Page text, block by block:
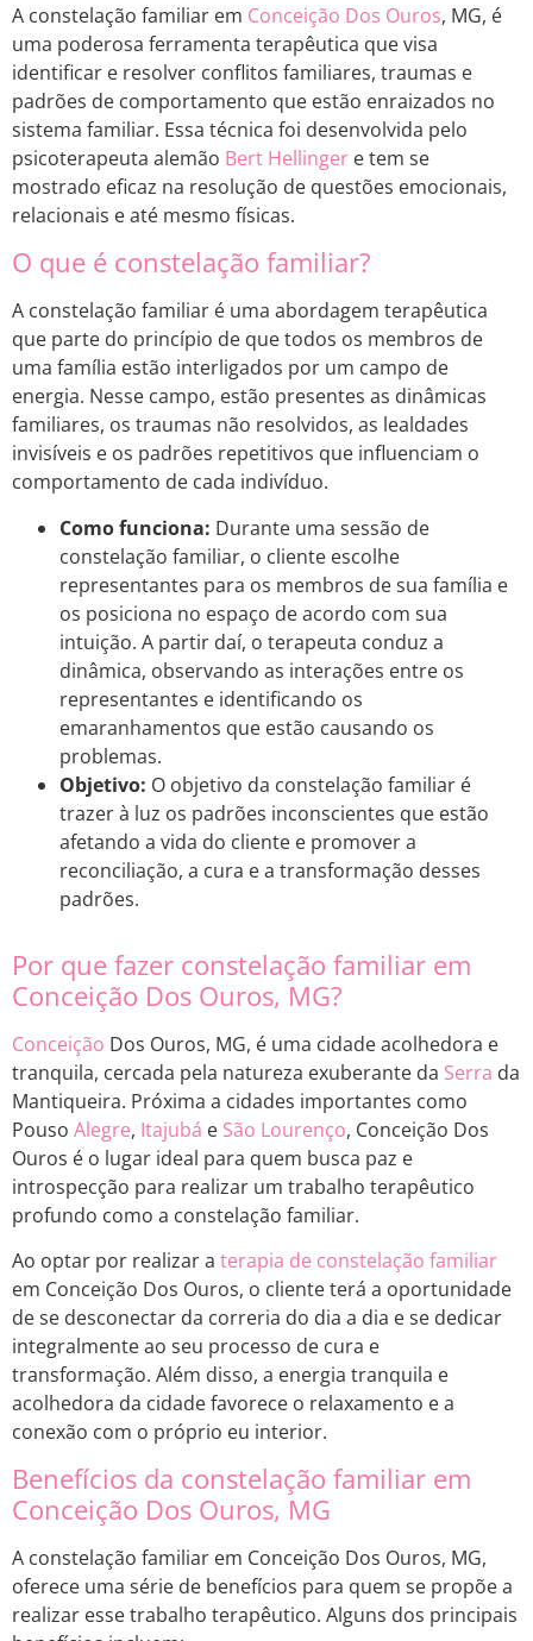
A constelação familiar em Conceição Dos Ouros, MG, é
uma poderosa ferramenta terapêutica que visa
identificar e resolver conflitos familiares, traumas e
padrões de comportamento que estão enraizados no
sistema familiar. Essa técnica foi desenvolvida pelo
psicoterapeuta alemão Bert Hellinger e tem se
mostrado eficaz na resolução de questões emocionais,
relacionais e até mesmo físicas.
O que é constelação familiar?
A constelação familiar é uma abordagem terapêutica
que parte do princípio de que todos os membros de
uma família estão interligados por um campo de
energia. Nesse campo, estão presentes as dinâmicas
familiares, os traumas não resolvidos, as lealdades
invisíveis e os padrões repetitivos que influenciam o
comportamento de cada indivíduo.
Como funciona: Durante uma sessão de
constelação familiar, o cliente escolhe
representantes para os membros de sua família e
os posiciona no espaço de acordo com sua
intuição. A partir daí, o terapeuta conduz a
dinâmica, observando as interações entre os
representantes e identificando os
emaranhamentos que estão causando os
problemas.
Objetivo: O objetivo da constelação familiar é
trazer à luz os padrões inconscientes que estão
afetando a vida do cliente e promover a
reconciliação, a cura e a transformação desses
padrões.
Por que fazer constelação familiar em
Conceição Dos Ouros, MG?
Conceição Dos Ouros, MG, é uma cidade acolhedora e
tranquila, cercada pela natureza exuberante da Serra da
Mantiqueira. Próxima a cidades importantes como
Pouso Alegre, Itajubá e São Lourenço, Conceição Dos
Ouros é o lugar ideal para quem busca paz e
introspecção para realizar um trabalho terapêutico
profundo como a constelação familiar.
Ao optar por realizar a terapia de constelação familiar
em Conceição Dos Ouros, o cliente terá a oportunidade
de se desconectar da correria do dia a dia e se dedicar
integralmente ao seu processo de cura e
transformação. Além disso, a energia tranquila e
acolhedora da cidade favorece o relaxamento e a
conexão com o próprio eu interior.
Benefícios da constelação familiar em
Conceição Dos Ouros, MG
A constelação familiar em Conceição Dos Ouros, MG,
oferece uma série de benefícios para quem se propõe a
realizar esse trabalho terapêutico. Alguns dos principais